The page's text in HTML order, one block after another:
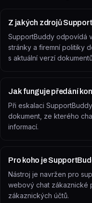
Z jakých zdrojů
SupportBuddy odpovídá
stránky a firemní politiky
s aktuální verzí
Jak funguje předání
Při eskalaci
dokument, ze kterého
informací.
Pro koho je
Nástroj je navržen pro
webový chat zákaznické
zákaznických účtů.